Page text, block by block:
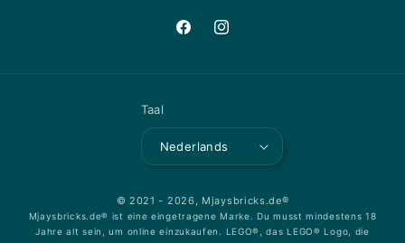
FacebookInstagram
Taal
Nederlands
© 2021 - 2026, Mjaysbricks.de®
Mjaysbricks.de® ist eine eingetragene Marke. Du musst mindestens 18
Jahre alt sein, um online einzukaufen. LEGO®, das LEGO® Logo, die